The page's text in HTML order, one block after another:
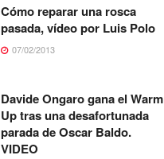
Cómo reparar una rosca
pasada, vídeo por Luis Polo
07/02/2013
Davide Ongaro gana el Warm
Up tras una desafortunada
parada de Oscar Baldo.
VIDEO